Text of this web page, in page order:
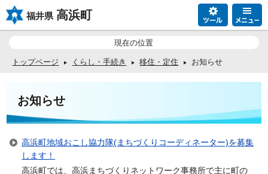
福井県 高浜町
現在の位置
トップページ くらし・手続き 移住・定住 お知らせ
お知らせ
高浜町地域おこし協力隊(まちづくりコーディネーター)を募集
します！
高浜町では、高浜まちづくりネットワーク事務所で主に町の